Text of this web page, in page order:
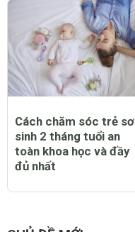
Cách chăm sóc trẻ sơ
sinh 2 tháng tuổi an
toàn khoa học và đầy
đủ nhất